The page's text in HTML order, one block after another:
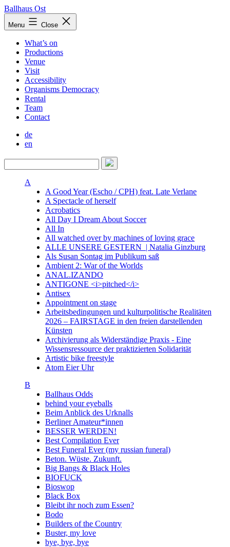
Skip
to
content
Ballhaus Ost
Ballhaus
Ost
Menu Close
What’s on
Productions
Venue
Visit
Accessibility
Organisms Democracy
Rental
Team
Contact
de
en
A
A Good Year (Escho / CPH) feat. Late Verlane
A Spectacle of herself
Acrobatics
All Day I Dream About Soccer
All In
All watched over by machines of loving grace
ALLE UNSERE GESTERN | Natalia Ginzburg
Als Susan Sontag im Publikum saß
Ambient 2: War of the Worlds
ANAL.IZANDO
ANTIGONE <i>pitched</i>
Antisex
Appointment on stage
Arbeitsbedingungen und kulturpolitische Realitäten
2026 – FAIRSTAGE in den freien darstellenden
Künsten
Archivierung als Widerständige Praxis - Eine
Wissensressource der praktizierten Solidarität
Artistic bike freestyle
Atom Eier Uhr
B
Ballhaus Odds
behind your eyeballs
Beim Anblick des Urknalls
Berliner Amateur*innen
BESSER WERDEN!
Best Compilation Ever
Best Funeral Ever (my russian funeral)
Beton. Wüste. Zukunft.
Big Bangs & Black Holes
BIOFUCK
Bioswop
Black Box
Bleibt ihr noch zum Essen?
Bodo
Builders of the Country
Buster, my love
bye, bye, bye